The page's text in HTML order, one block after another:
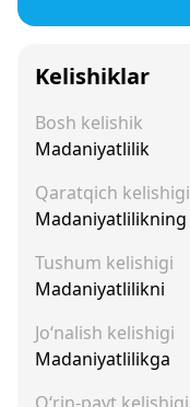
Kelishiklar
Bosh kelishik
Madaniyatlilik
Qaratqich kelishigi
Madaniyatlilikning
Tushum kelishigi
Madaniyatlilikni
Jo‘nalish kelishigi
Madaniyatlilikga